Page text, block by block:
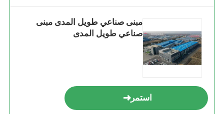
مبنى صناعي طويل المدى مبنى
صناعي طويل المدى
استمر